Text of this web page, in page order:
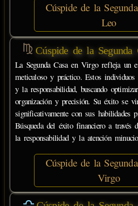
Cúspide de la
Leo
Cúspide de la
La Segunda Casa en Virgo refleja un
meticuloso y práctico. Estos
y la responsabilidad, buscando
organización y precisión. Su éxito se
significativamente con sus habilidades
Búsqueda del éxito financiero a través
la responsabilidad y la atención
Cúspide de la
Virgo